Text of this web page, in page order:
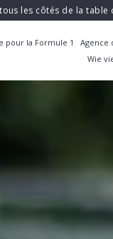
les côtés de la
pour la Formule 1 Agence
Wie